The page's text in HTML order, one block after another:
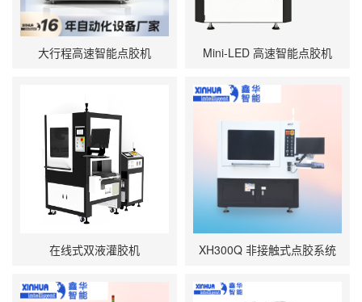
大行程高速智能点胶机 Mini‑LED 高速智能点胶机
在线式双液灌胶机 XH300Q 非接触式点胶系统